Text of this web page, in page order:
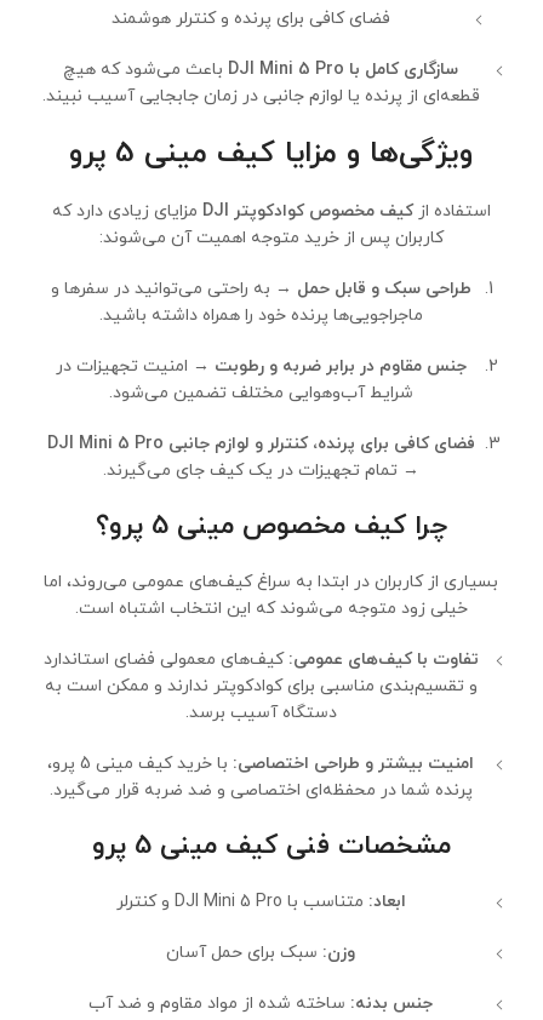
فضای کافی برای پرنده و کنترلر هوشمند
سازگاری کامل با DJI Mini 5 Pro
باعث می‌شود که هیچ
قطعه‌ای از پرنده یا لوازم جانبی در زمان جابجایی آسیب نبیند.
ویژگی‌ها و مزایا کیف مینی 5 پرو
استفاده ازکیف مخصوص کوادکوپتر DJI
مزایای زیادی دارد که
کاربران پس از خرید متوجه اهمیت آن می‌شوند:
طراحی سبک و قابل حمل → به راحتی می‌توانید در سفرها و
ماجراجویی‌ها پرنده خود را همراه داشته باشید.
جنس مقاوم در برابر ضربه و رطوبت → امنیت تجهیزات در
شرایط آب‌وهوایی مختلف تضمین می‌شود.
فضای کافی برای پرنده، کنترلر و لوازم جانبی DJI Mini 5 Pro
→ تمام تجهیزات در یک کیف جای می‌گیرند.
چرا کیف مخصوص مینی 5 پرو؟
بسیاری از کاربران در ابتدا به سراغ کیف‌های عمومی می‌روند، اما
خیلی زود متوجه می‌شوند که این انتخاب اشتباه است.
تفاوت با کیف‌های عمومی: کیف‌های معمولی فضای استاندارد
و تقسیم‌بندی مناسبی برای کوادکوپتر ندارند و ممکن است به
دستگاه آسیب برسد.
امنیت بیشتر و طراحی اختصاصی:
با خرید کیف مینی 5 پرو،
پرنده شما در محفظه‌ای اختصاصی و ضد ضربه قرار می‌گیرد.
مشخصات فنی کیف مینی 5 پرو
ابعاد: متناسب با DJI Mini 5 Pro و کنترلر
وزن: سبک برای حمل آسان
جنس بدنه: ساخته شده از مواد مقاوم و ضد آب